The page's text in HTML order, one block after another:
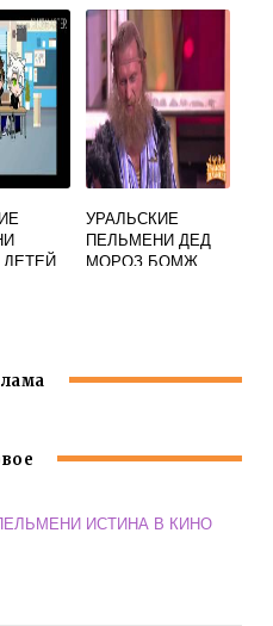
УРАЛЬСКИЕ
ПЕЛЬМЕНИ ДЕД
МОРОЗ БОМЖ
ИСТИНА В КИНО